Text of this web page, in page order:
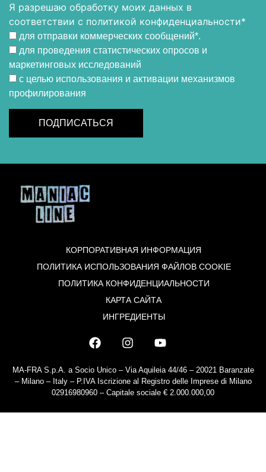
Я разрешаю обработку моих данных в
соответствии с политикой конфиденциальности*
для отправки коммерческих сообщений*.
для проведения статистических опросов и
маркетинговых исследований
с целью использования и активации механизмов
профилирования
КОРПОРАТИВНАЯ ИНФОРМАЦИЯ
ПОЛИТИКА ИСПОЛЬЗОВАНИЯ ФАЙЛОВ COOKIE
ПОЛИТИКА КОНФИДЕНЦИАЛЬНОСТИ
КАРТА САЙТА
ИНГРЕДИЕНТЫ
MA-FRA S.p.A. a Socio Unico – Via Aquileia 44/46 – 20021 Baranzate
– Milano – Italy – P.IVA Iscrizione al Registro delle Imprese di Milano
02916980960 – Capitale sociale € 2.000.000,00